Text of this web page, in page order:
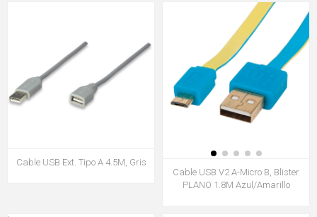
Cable USB Ext. Tipo A 4.5M, Gris
Cable USB V2 A-Micro B, Blister
PLANO 1.8M Azul/Amarillo